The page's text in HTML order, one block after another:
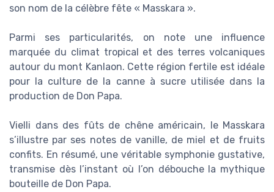
son nom de la célèbre fête « Masskara ».
Parmi ses particularités, on note une influence
marquée du climat tropical et des terres volcaniques
autour du mont Kanlaon. Cette région fertile est idéale
pour la culture de la canne à sucre utilisée dans la
production de Don Papa.
Vielli dans des fûts de chêne américain, le Masskara
s’illustre par ses notes de vanille, de miel et de fruits
confits. En résumé, une véritable symphonie gustative,
transmise dès l’instant où l’on débouche la mythique
bouteille de Don Papa.